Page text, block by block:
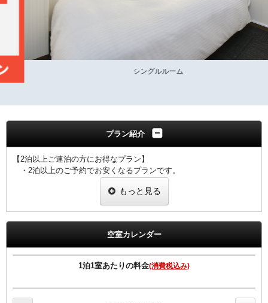
シングルルーム
プラン紹介
【2泊以上ご連泊の方にお得なプラン】
・2泊以上のご予約でお安くなるプランです。
・ゴミ箱、灰皿、タオル類交換はさせていただきます。
・４泊以上ご宿泊の場合、４泊目、７泊目、１０泊目・・・
通常料金でのご案内となりますのでご注意ください。
【全プラン共通サービス】
・ウェルカムドリンクとしてホテルオリジナル挽きたてコーヒーを
・全室インターネット回線接続可能（Wi-Fi・有線LAN）
もっと見る
空室カレンダー
1泊1室あたりの料金(消費税込み)